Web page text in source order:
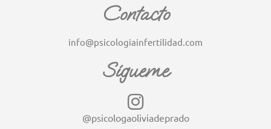
Contacto
info@psicologiainfertilidad.com
Sígueme
@psicologaoliviadeprado